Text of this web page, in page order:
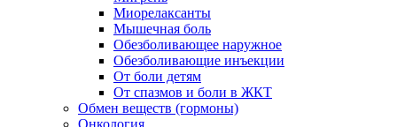
Миорелаксанты
Мышечная боль
Обезболивающее наружное
Обезболивающие инъекции
От боли детям
От спазмов и боли в ЖКТ
Обмен веществ (гормоны)
Онкология